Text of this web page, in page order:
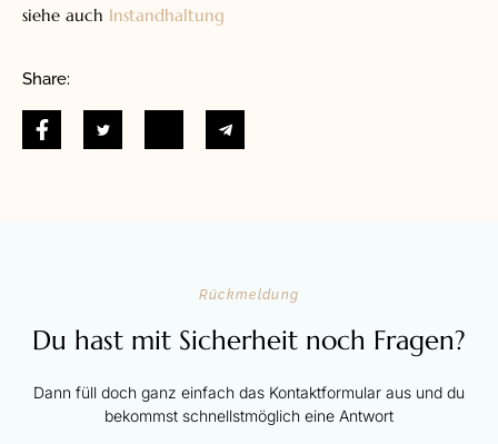
siehe auch Instandhaltung
Share:
Rückmeldung
Du hast mit Sicherheit noch Fragen?
Dann füll doch ganz einfach das Kontaktformular aus und du
bekommst schnellstmöglich eine Antwort